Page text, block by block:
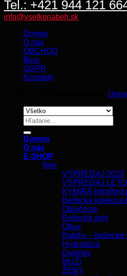
Tel.: +421 944 121
info@vsetkonabeh.sk
Domov
O nás
OBCHOD
Blog
GDPR
Kontakty
Hľadať:
Domov
O nás
E-SHOP
Beh
VÝPREDAJ 2023
VÝPREDAJ
KYMIRA InfraRed
Bežecká kolekcia
Oblečenie
Bežecké sety
Obuv
Batohy – bežecké
Hydratácia
Doplnky
MUŽI
ŽENY